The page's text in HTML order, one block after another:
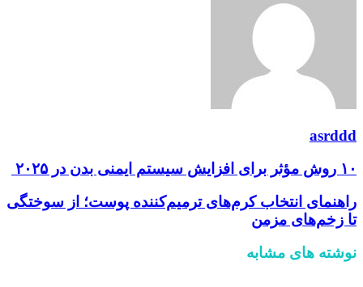
asrddd
۱۰ روش مؤثر برای افزایش سیستم ایمنی بدن در ۲۰۲۵
راهنمای انتخاب کرم‌های ترمیم‌کننده پوست؛ از سوختگی
تا زخم‌های مزمن
نوشته های مشابه